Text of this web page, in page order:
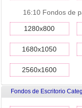
16:10 Fondos de
1280x800
1680x1050
2560x1600
Fondos de Escritorio